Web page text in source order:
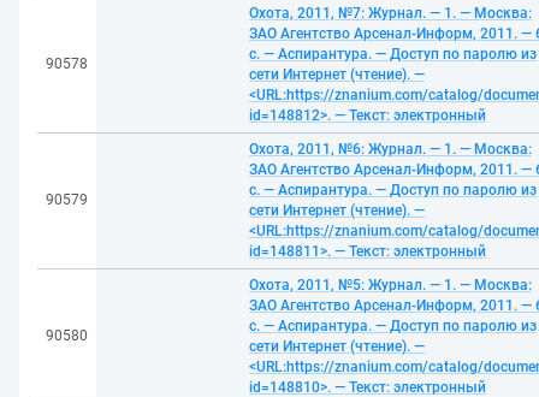
90578
Охота, 2011, №7: Журнал. — 1. — Москва:
ЗАО Агентство Арсенал-Информ, 2011. —
с. — Аспирантура. — Доступ по паролю из
сети Интернет (чтение). —
<URL:https://znanium.com/catalog/
id=148812>. — Текст: электронный
90579
Охота, 2011, №6: Журнал. — 1. — Москва:
ЗАО Агентство Арсенал-Информ, 2011. —
с. — Аспирантура. — Доступ по паролю из
сети Интернет (чтение). —
<URL:https://znanium.com/catalog/
id=148811>. — Текст: электронный
90580
Охота, 2011, №5: Журнал. — 1. — Москва:
ЗАО Агентство Арсенал-Информ, 2011. —
с. — Аспирантура. — Доступ по паролю из
сети Интернет (чтение). —
<URL:https://znanium.com/catalog/
id=148810>. — Текст: электронный